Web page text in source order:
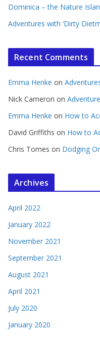
Dominica – the Nature
Adventures with ‘Dirty
Recent Comments
Emma Henke on
Nick Cameron on
Emma Henke on How to
David Griffiths on How to
Chris Tomes on Dodging
Archives
April 2022
January 2022
November 2021
September 2021
August 2021
April 2021
July 2020
January 2020